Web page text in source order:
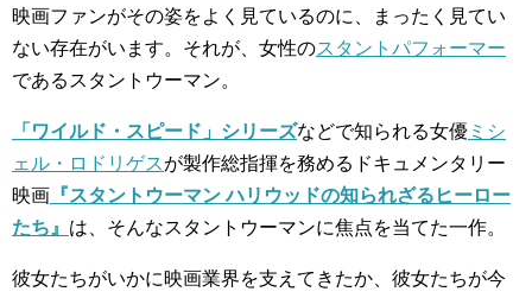
映画ファンがその姿をよく見ているのに、まったく見てい
ない存在がいます。それが、女性のスタントパフォーマー
であるスタントウーマン。
「ワイルド・スピード」シリーズなどで知られる女優 ミシ
ェル・ロドリゲスが製作総指揮を務めるドキュメンタリー
映画 『スタントウーマン ハリウッドの知られざるヒーロー
たち』 は、そんなスタントウーマンに焦点を当てた一作。
彼女たちがいかに映画業界を支えてきたか、彼女たちが今